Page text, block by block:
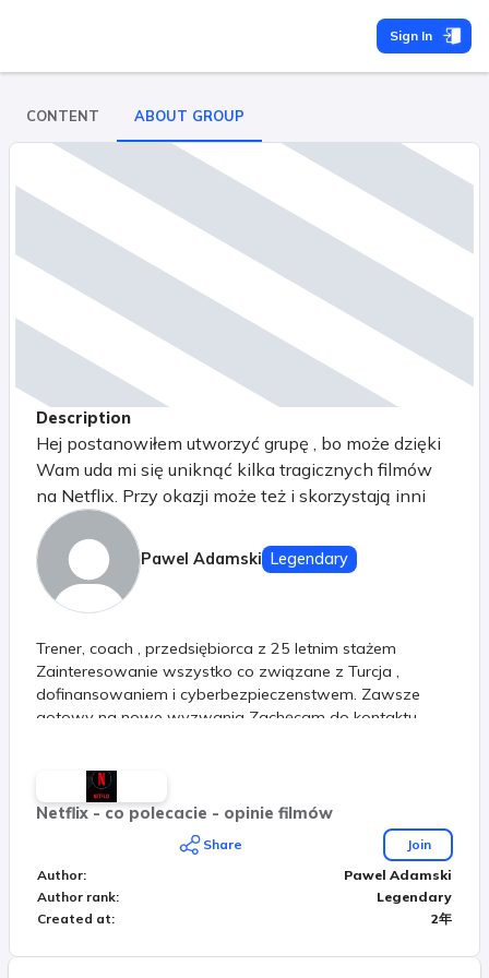
Sign In
CONTENT ABOUT GROUP
Description
Hej postanowiłem utworzyć grupę , bo może dzięki
Wam uda mi się uniknąć kilka tragicznych filmów
na Netflix. Przy okazji może też i skorzystają inni
Pawel Adamski Legendary
Trener, coach , przedsiębiorca z 25 letnim stażem
Zainteresowanie wszystko co związane z Turcja ,
dofinansowaniem i cyberbezpieczenstwem. Zawsze
gotowy na nowe wyzwania Zachęcam do kontaktu
Netflix - co polecacie - opinie filmów
Share
Join
Author:
Pawel Adamski
Author rank:
Legendary
Created at: 2年